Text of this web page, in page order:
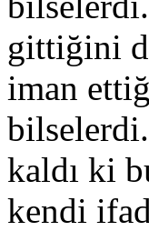
gittiğini
iman
kaldı ki
kendi